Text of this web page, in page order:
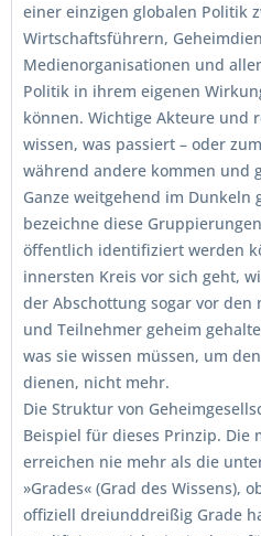
einer einzigen globalen Politik
Wirtschaftsführern,
Medienorganisationen und
Politik in ihrem eigenen
können. Wichtige Akteure und
wissen, was passiert – oder
während andere kommen und
Ganze weitgehend im Dunkeln
bezeichne diese
öffentlich identifiziert werden
innersten Kreis vor sich geht,
der Abschottung sogar vor
und Teilnehmer geheim
was sie wissen müssen, um
dienen, nicht mehr.
Die Struktur von
Beispiel für dieses Prinzip. Die
erreichen nie mehr als die
»Grades« (Grad des Wissens),
offiziell dreiunddreißig Grade